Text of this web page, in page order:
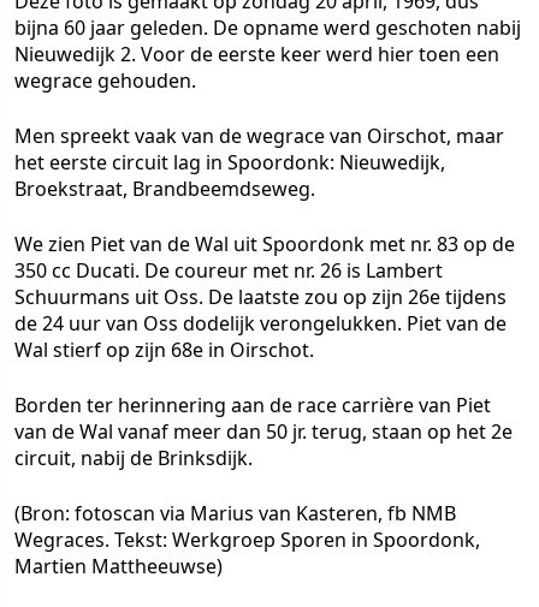
bijna 60 jaar geleden. De opname werd geschoten nabij
Nieuwedijk 2. Voor de eerste keer werd hier toen een
wegrace gehouden.
Men spreekt vaak van de wegrace van Oirschot, maar
het eerste circuit lag in Spoordonk: Nieuwedijk,
Broekstraat, Brandbeemdseweg.
We zien Piet van de Wal uit Spoordonk met nr. 83 op de
350 cc Ducati. De coureur met nr. 26 is Lambert
Schuurmans uit Oss. De laatste zou op zijn 26e tijdens
de 24 uur van Oss dodelijk verongelukken. Piet van de
Wal stierf op zijn 68e in Oirschot.
Borden ter herinnering aan de race carrière van Piet
van de Wal vanaf meer dan 50 jr. terug, staan op het 2e
circuit, nabij de Brinksdijk.
(Bron: fotoscan via Marius van Kasteren, fb NMB
Wegraces. Tekst: Werkgroep Sporen in Spoordonk,
Martien Mattheeuwse)